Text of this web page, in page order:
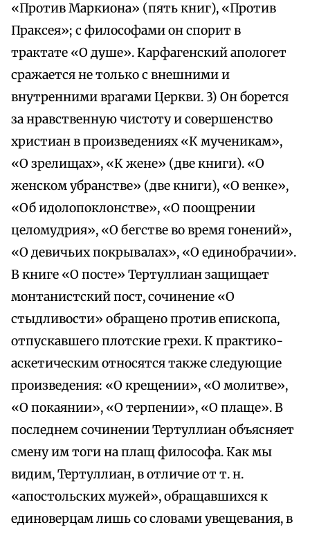
«Против Маркиона» (пять книг), «Против
Праксея»; с философами он спорит в
трактате «О душе». Карфагенский апологет
сражается не только с внешними и
внутренними врагами Церкви. 3) Он борется
за нравственную чистоту и совершенство
христиан в произведениях «К мученикам»,
«О зрелищах», «К жене» (две книги). «О
женском убранстве» (две книги), «О венке»,
«Об идолопоклонстве», «О поощрении
целомудрия», «О бегстве во время гонений»,
«О девичьих покрывалах», «О единобрачии».
В книге «О посте» Тертуллиан защищает
монтанистский пост, сочинение «О
стыдливости» обращено против епископа,
отпускавшего плотские грехи. К практико-
аскетическим относятся также следующие
произведения: «О крещении», «О молитве»,
«О покаянии», «О терпении», «О плаще». В
последнем сочинении Тертуллиан объясняет
смену им тоги на плащ философа. Как мы
видим, Тертуллиан, в отличие от т. н.
«апостольских мужей», обращавшихся к
единоверцам лишь со словами увещевания, в